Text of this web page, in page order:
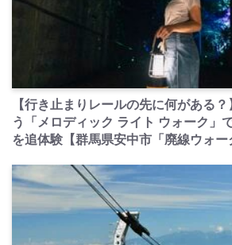
【行き止まりレールの先に何がある
う「メロディック ライト ウォーク」
を追体験【群馬県安中市「廃線ウォー